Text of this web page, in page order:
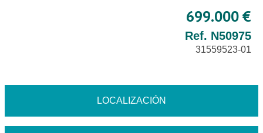
699.000 €
Ref. N50975
31559523-01
LOCALIZACIÓN